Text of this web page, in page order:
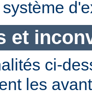
et
ci-
les